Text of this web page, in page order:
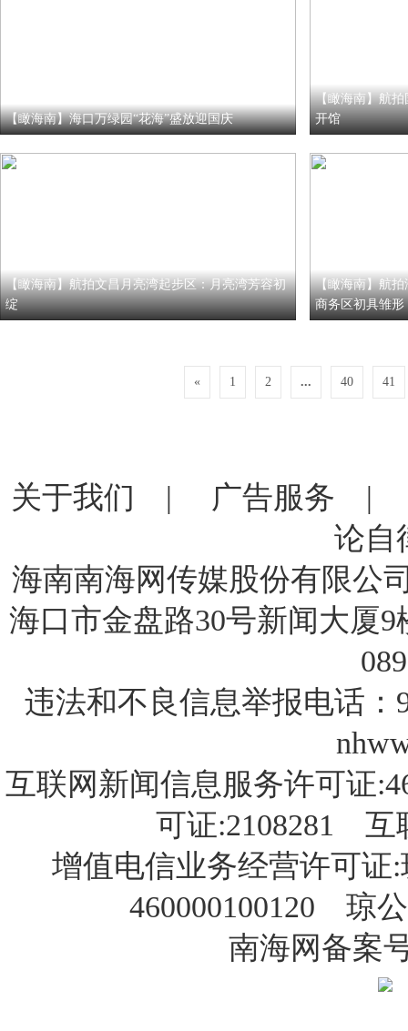
【瞰海南】海口万绿园“花海”盛放迎国庆
【瞰海南】航
开馆
【瞰海南】航拍文昌月亮湾起步区：月亮湾芳容初
绽
【瞰海南】航拍
商务区初具雏形
« 1 2 ... 40 41
关于我们 | 广告服务
论自
海南南海网传媒股份有限公
海口市金盘路30号新闻大厦
违法和不良信息举报电话
互联网新闻信息服务许可证
可证:2108281 互
增值电信业务经营许可
460000100120 琼
南海网备案